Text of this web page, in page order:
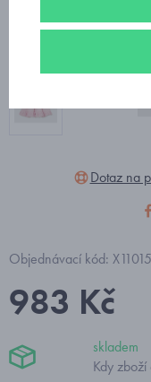
Dotaz na
Objednávací kód:
983 Kč
skladem
Kdy zboží